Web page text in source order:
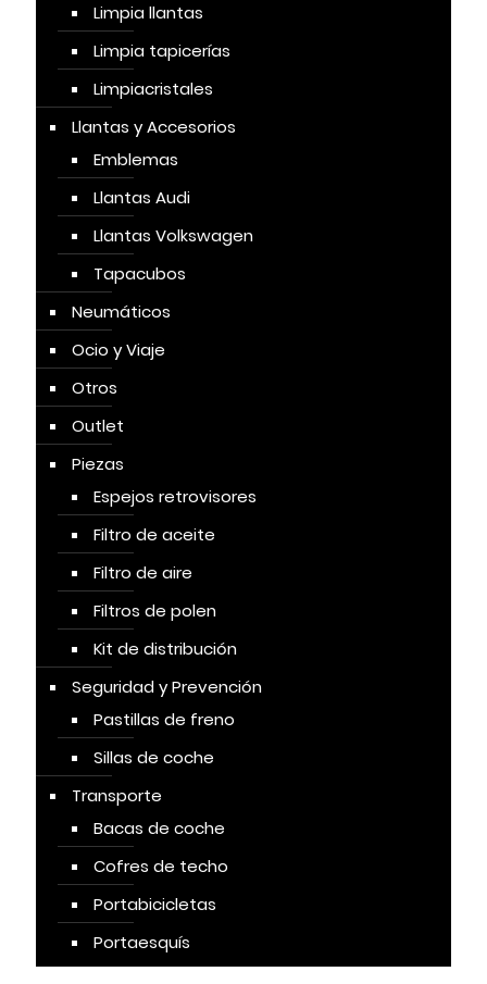
Limpia llantas
Limpia tapicerías
Limpiacristales
Llantas y Accesorios
Emblemas
Llantas Audi
Llantas Volkswagen
Tapacubos
Neumáticos
Ocio y Viaje
Otros
Outlet
Piezas
Espejos retrovisores
Filtro de aceite
Filtro de aire
Filtros de polen
Kit de distribución
Seguridad y Prevención
Pastillas de freno
Sillas de coche
Transporte
Bacas de coche
Cofres de techo
Portabicicletas
Portaesquís